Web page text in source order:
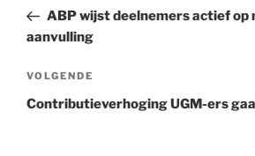
bericht
ABP wijst deelnemers actief op
aanvulling
Volgend
bericht
VOLGENDE
Contributieverhoging UGM-ers